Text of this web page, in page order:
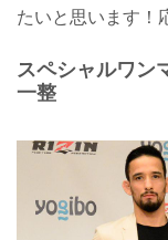
たいと思います！
スペシャルワン
一整